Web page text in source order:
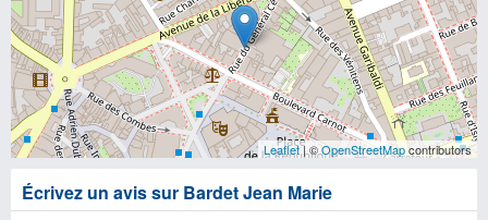
Leaflet| ©OpenStreetMapcontributors
Écrivez un avis sur Bardet Jean Marie